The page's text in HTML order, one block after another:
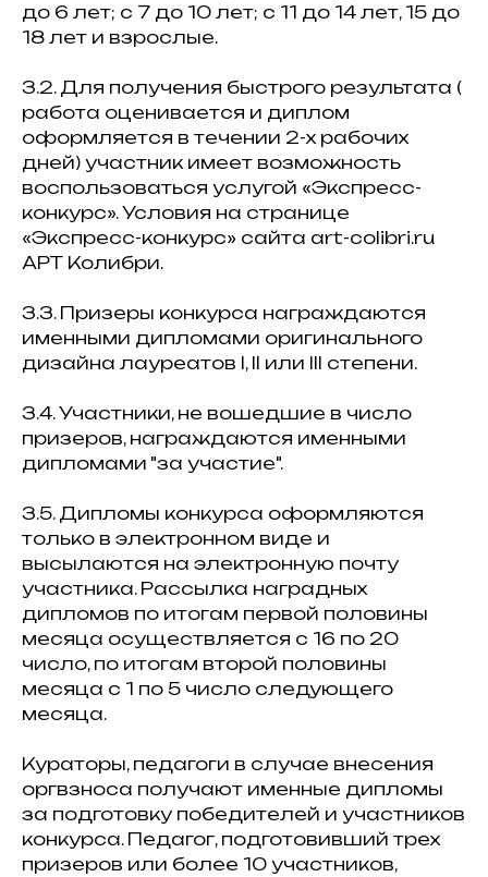
до 6 лет; с 7 до 10 лет; с 11 до 14 лет, 15 до
18 лет и взрослые.
3.2. Для получения быстрого результата (
работа оценивается и диплом
оформляется в течении 2-х рабочих
дней) участник имеет возможность
воспользоваться услугой «Экспресс-
конкурс». Условия на странице
«Экспресс-конкурс» сайта art-colibri.ru
АРТ Колибри.
3.3. Призеры конкурса награждаются
именными дипломами оригинального
дизайна лауреатов I, II или III степени.
3.4. Участники, не вошедшие в число
призеров, награждаются именными
дипломами "за участие".
3.5. Дипломы конкурса оформляются
только в электронном виде и
высылаются на электронную почту
участника. Рассылка наградных
дипломов по итогам первой половины
месяца осуществляется с 16 по 20
число, по итогам второй половины
месяца с 1 по 5 число следующего
месяца.
Кураторы, педагоги в случае внесения
оргвзноса получают именные дипломы
за подготовку победителей и участников
конкурса. Педагог, подготовивший трех
призеров или более 10 участников,